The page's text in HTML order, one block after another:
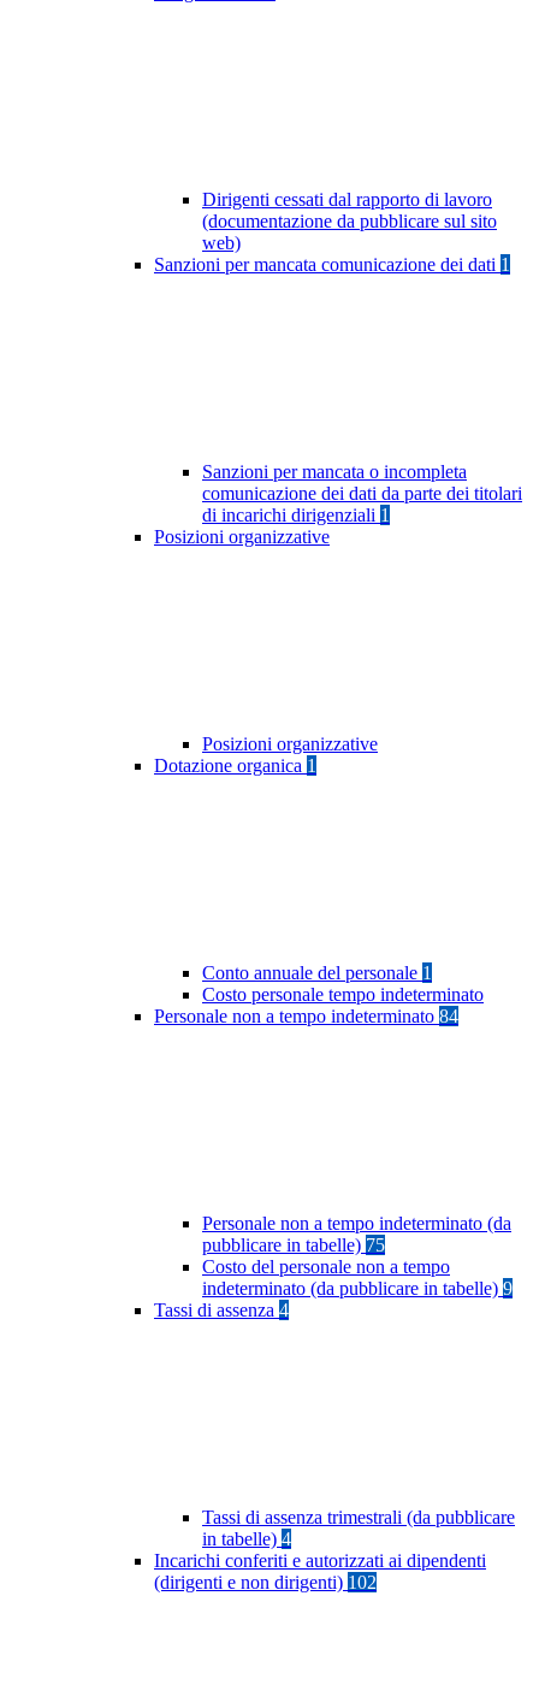
Dirigenti cessati dal rapporto di lavoro
(documentazione da pubblicare sul sito
web)
Sanzioni per mancata comunicazione dei dati 1
Sanzioni per mancata o incompleta
comunicazione dei dati da parte dei titolari
di incarichi dirigenziali 1
Posizioni organizzative
Posizioni organizzative
Dotazione organica 1
Conto annuale del personale 1
Costo personale tempo indeterminato
Personale non a tempo indeterminato 84
Personale non a tempo indeterminato (da
pubblicare in tabelle) 75
Costo del personale non a tempo
indeterminato (da pubblicare in tabelle) 9
Tassi di assenza 4
Tassi di assenza trimestrali (da pubblicare
in tabelle) 4
Incarichi conferiti e autorizzati ai dipendenti
(dirigenti e non dirigenti) 102